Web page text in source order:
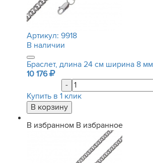
Артикул: 9918
В наличии
Браслет, длина 24 см ширина 8 мм
10 176
-
Купить в 1 клик
В избранном В избранное